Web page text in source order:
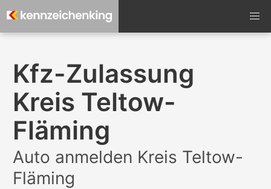
Kfz-Zulassung
Kreis Teltow-
Fläming
Auto anmelden Kreis Teltow-
Fläming